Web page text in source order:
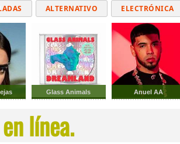
ALTERNATIVO ELECTRÓNICA
Glass Animals Anuel AA
línea.